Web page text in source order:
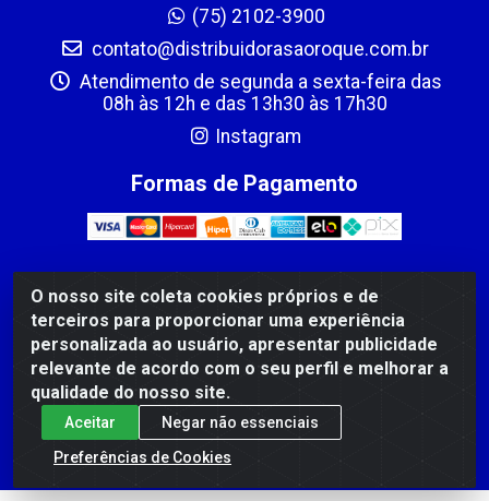
O nosso site coleta cookies próprios e de
terceiros para proporcionar uma experiência
personalizada ao usuário, apresentar publicidade
relevante de acordo com o seu perfil e melhorar a
qualidade do nosso site.
Aceitar
Negar não essenciais
Preferências de Cookies
(75) 2102-3900
contato@distribuidorasaoroque.com.br
Atendimento de segunda a sexta-feira das
08h às 12h e das 13h30 às 17h30
Instagram
Formas de Pagamento
DIST DE PROD ALIM SÃO ROQUE LTDA - AVENIDA
PROBAHIA, 501 - TOMBA - CIS, FEIRA DE SANTANA /BA
- CEP: 44.092-400 - CNPJ 03.705.630/0003-11